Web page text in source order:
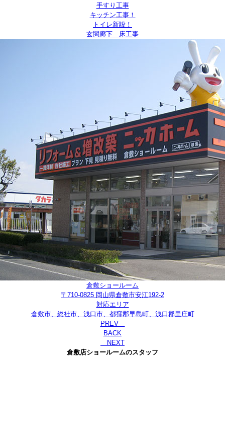
手すり工事
キッチン工事！
トイレ新設！
玄関廊下 床工事
倉敷ショールーム
〒710-0825 岡山県倉敷市安江192-2
対応エリア
倉敷市、総社市、浅口市、都窪郡早島町、浅口郡里庄町
PREV
BACK
NEXT
倉敷店ショールームのスタッフ